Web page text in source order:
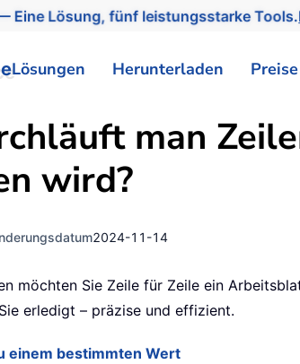
Eine Lösung, fünf leistungsstarke Tools.
Lösungen Herunterladen Preise
man
wird?
2024-11-14
möchten Sie Zeile für Zeile ein
erledigt – präzise und effizient.
einem bestimmten Wert